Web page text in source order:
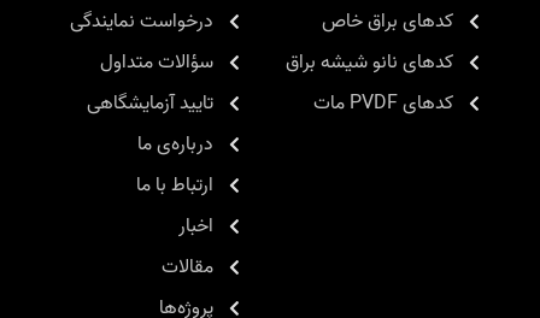
کدهای براق خاص
کدهای نانو شیشه براق
کدهای PVDF مات
درخواست نمایندگی
سؤالات متداول
تایید آزمایشگاهی
درباره‌ی ما
ارتباط با ما
اخبار
مقالات
پروژه‌ها